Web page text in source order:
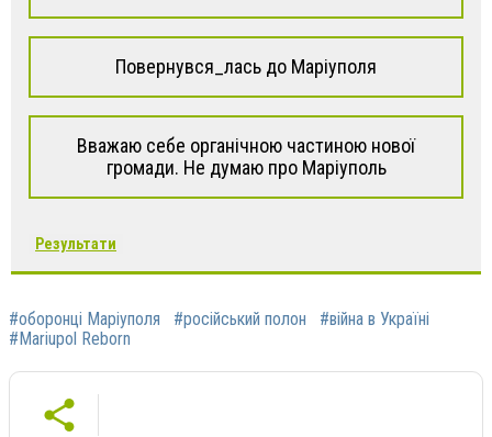
Повернувся_лась до Маріуполя
Вважаю себе органічною частиною нової
громади. Не думаю про Маріуполь
Результати
#оборонці Маріуполя #російський полон
#війна в Україні
#Mariupol Reborn